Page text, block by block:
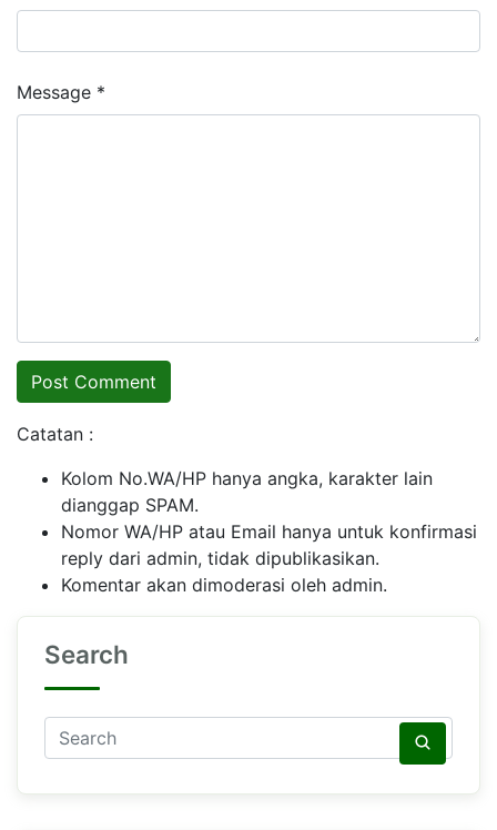
Message *
Catatan :
Kolom No.WA/HP hanya angka, karakter lain
dianggap SPAM.
Nomor WA/HP atau Email hanya untuk konfirmasi
reply dari admin, tidak dipublikasikan.
Komentar akan dimoderasi oleh admin.
Search